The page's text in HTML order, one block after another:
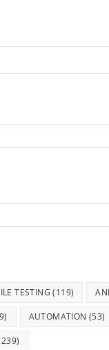
TESTING (119)
AUTOMATION (53)